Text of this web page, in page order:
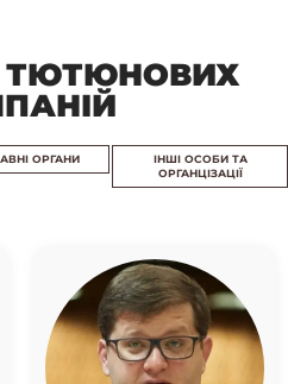
ТЮТЮНОВИХ
ОРГАНИ
ІНШІ ОСОБИ ТА
ОРГАНЦІЗАЦІЇ